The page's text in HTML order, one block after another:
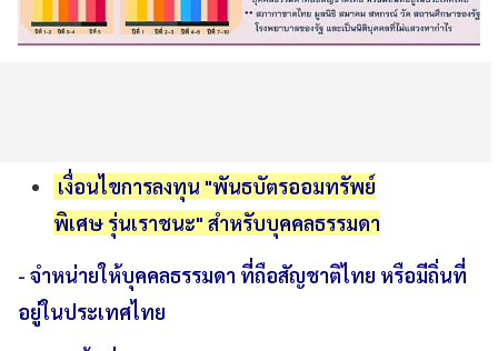
เงื่อนไขการลงทุน "พันธบัตรออมทรัพย์
พิเศษ รุ่นเราชนะ" สำหรับบุคคลธรรมดา
- จำหน่ายให้บุคคลธรรมดา ที่ถือสัญชาติไทย หรือมีถิ่นที่
อยู่ในประเทศไทย